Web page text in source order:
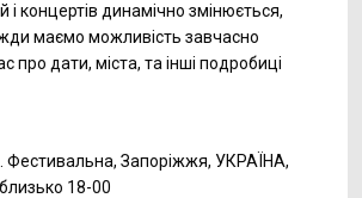
і концертів динамічно змінюється,
маємо можливість завчасно
про дати, міста, та інші подробиці
Фестивальна, Запоріжжя, УКРАЇНА,
18-00